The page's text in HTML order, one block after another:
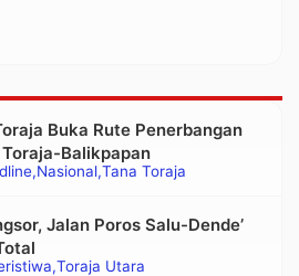
Nasional Tana Toraja
Buka Rute Penerbangan
Balikpapan
Toraja Utara
Jalan Poros Salu-Dende’